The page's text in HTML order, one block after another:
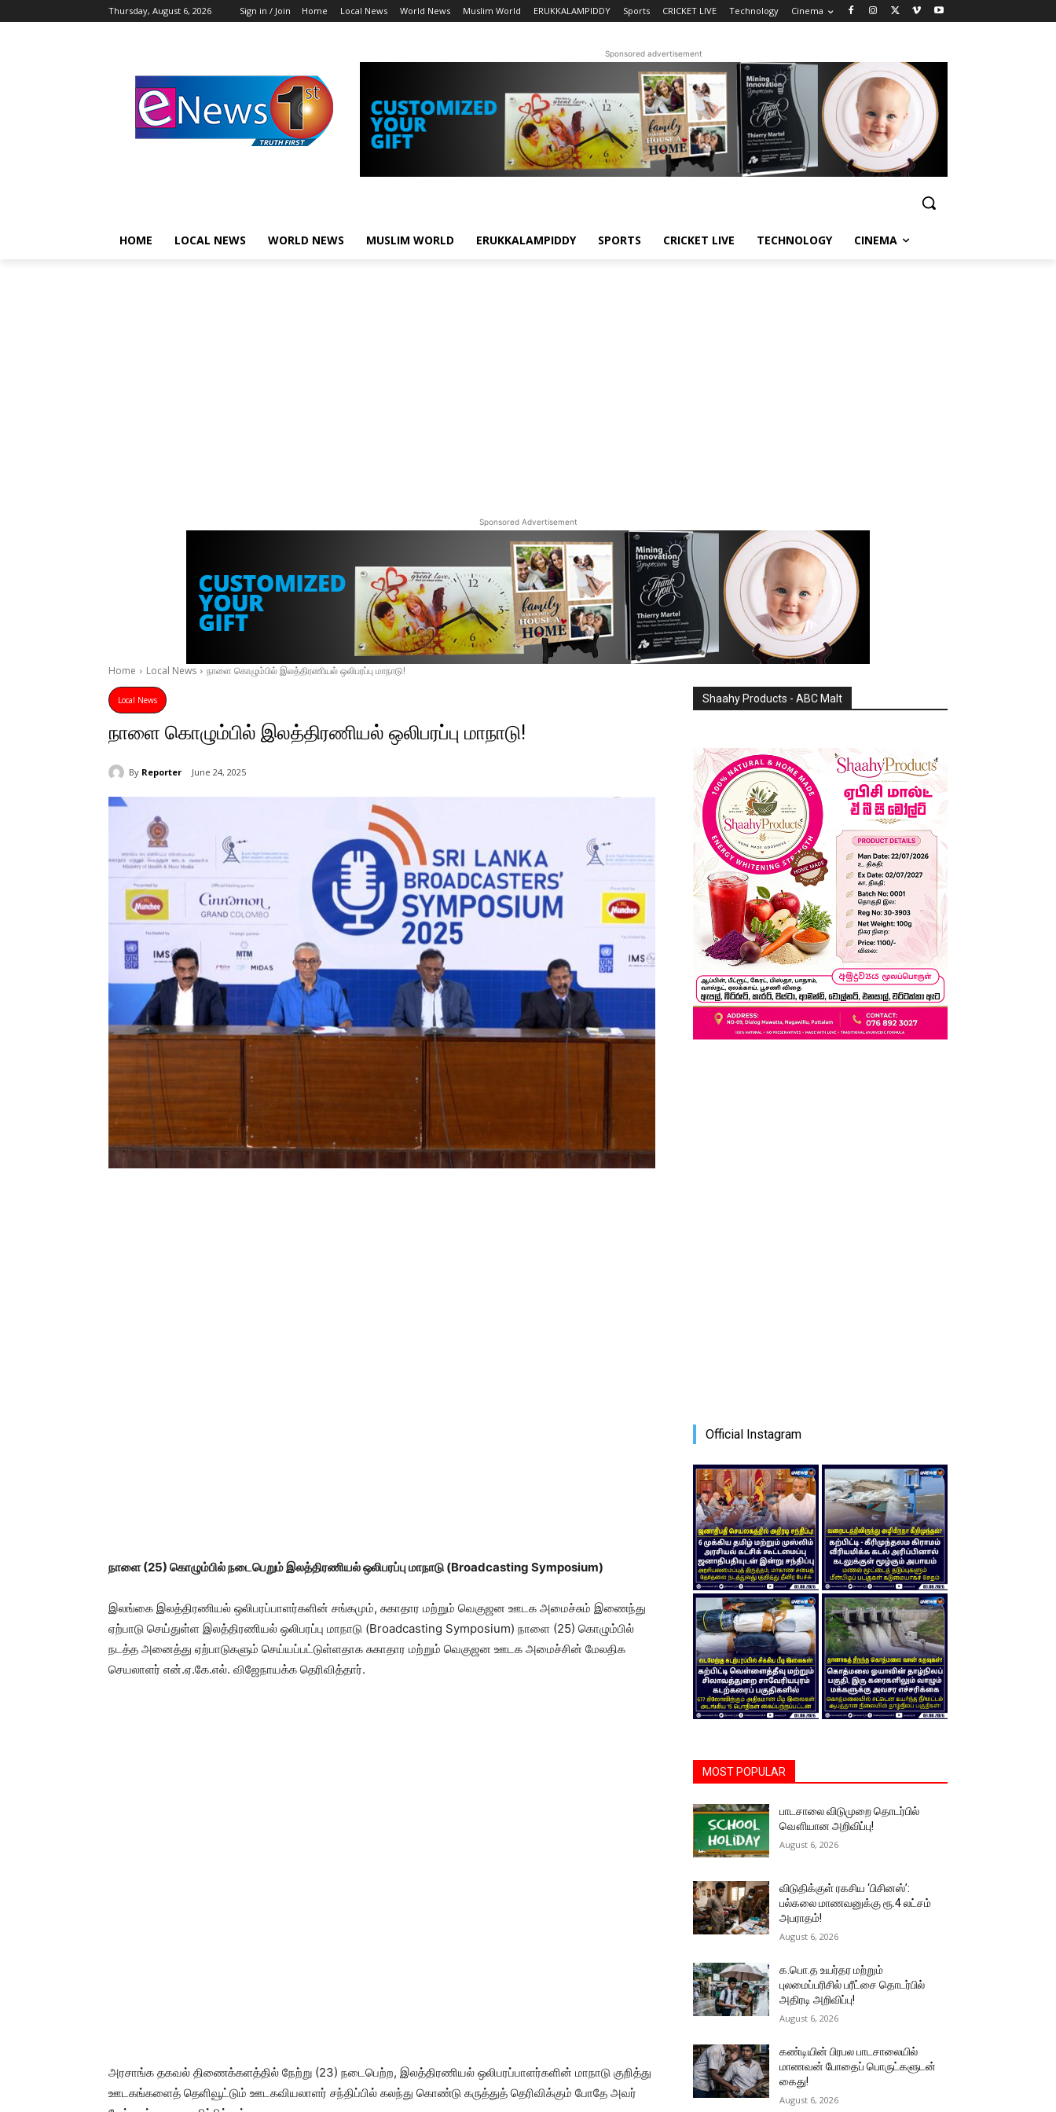
Thursday, August 6, 2026 Sign in / Join Home Local News World News Muslim World ERUKKALAMPIDDY Sports CRICKET LIVE Technology Cinema
Sponsored advertisement
HOME LOCAL NEWS WORLD NEWS MUSLIM WORLD ERUKKALAMPIDDY SPORTS CRICKET LIVE TECHNOLOGY CINEMA
Sponsored Advertisement
Home Local News நாளை கொழும்பில் இலத்திரணியல் ஒலிபரப்பு மாநாடு!
Local News
நாளை கொழும்பில் இலத்திரணியல் ஒலிபரப்பு மாநாடு!
By Reporter June 24, 2025
நாளை (25) கொழும்பில் நடைபெறும் இலத்திரணியல் ஒலிபரப்பு மாநாடு (Broadcasting Symposium)
இலங்கை இலத்திரணியல் ஒலிபரப்பாளர்களின் சங்கமும், சுகாதார மற்றும் வெகுஜன ஊடக அமைச்சும் இணைந்து
ஏற்பாடு செய்துள்ள இலத்திரணியல் ஒலிபரப்பு மாநாடு (Broadcasting Symposium) நாளை (25) கொழும்பில்
நடத்த அனைத்து ஏற்பாடுகளும் செய்யப்பட்டுள்ளதாக சுகாதார மற்றும் வெகுஜன ஊடக அமைச்சின் மேலதிக
செயலாளர் என்.ஏ.கே.எல். விஜேநாயக்க தெரிவித்தார்.
அரசாங்க தகவல் திணைக்களத்தில் நேற்று (23) நடைபெற்ற, இலத்திரணியல் ஒலிபரப்பாளர்களின் மாநாடு குறித்து
ஊடகங்களைத் தெளிவூட்டும் ஊடகவியலாளர் சந்திப்பில் கலந்து கொண்டு கருத்துத் தெரிவிக்கும் போதே அவர்
Shaahy Products - ABC Malt
Official Instagram
MOST POPULAR
பாடசாலை விடுமுறை தொடர்பில்
வௌியான அறிவிப்பு!
August 6, 2026
விடுதிக்குள் ரகசிய ‘பிசினஸ்’:
பல்கலை மாணவனுக்கு ரூ.4 லட்சம்
அபராதம்!
August 6, 2026
க.பொ.த உயர்தர மற்றும்
புலமைப்பரிசில் பரீட்சை தொடர்பில்
அதிரடி அறிவிப்பு!
August 6, 2026
கண்டியின் பிரபல பாடசாலையில்
மாணவன் போதைப் பொருட்களுடன்
கைது!
August 6, 2026